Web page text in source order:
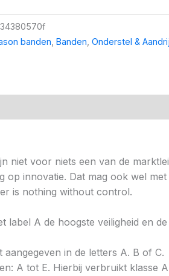
banden Banden Onderstel &
niet voor niets een van de
innovatie. Dat mag ook wel met
is nothing without control.
A de hoogste veiligheid en
in de letters A. B of C.
A tot E. Hierbij verbruikt klasse